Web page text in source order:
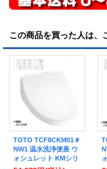
この商品を買った人は、
TOTO TCF8CKM01＃
NW1 温水洗浄便座 ウ
ォシュレット KMシリ
ーズ 瞬間式 リモコン